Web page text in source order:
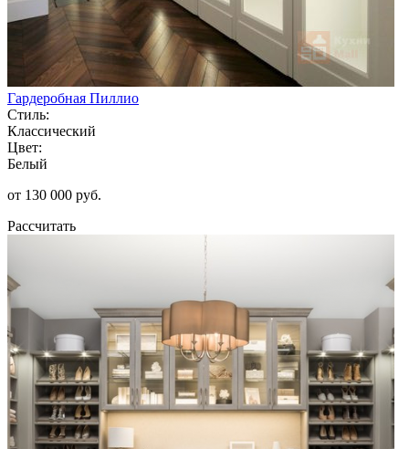
Гардеробная Пиллио
Стиль:
Классический
Цвет:
Белый
от 130 000 руб.
Рассчитать